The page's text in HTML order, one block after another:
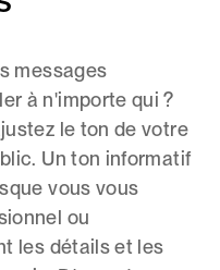
messages
à n'importe qui ?
le ton de votre
Un ton informatif
vous vous
ou
les détails et les